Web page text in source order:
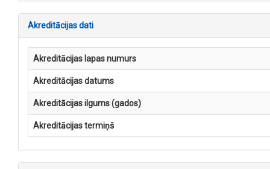
Akreditācijas dati
Akreditācijas lapas numurs
Akreditācijas datums
Akreditācijas ilgums (gados)
Akreditācijas termiņš